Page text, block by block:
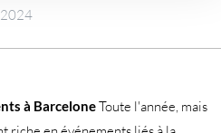
à BarceloneToute l'année, mais